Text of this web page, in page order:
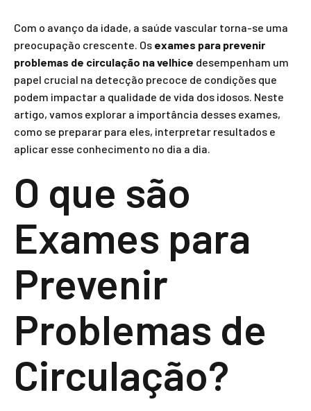
Com o avanço da idade, a saúde vascular torna-se uma
preocupação crescente. Os exames para prevenir
problemas de circulação na velhice desempenham um
papel crucial na detecção precoce de condições que
podem impactar a qualidade de vida dos idosos. Neste
artigo, vamos explorar a importância desses exames,
como se preparar para eles, interpretar resultados e
aplicar esse conhecimento no dia a dia.
O que são
Exames para
Prevenir
Problemas de
Circulação?